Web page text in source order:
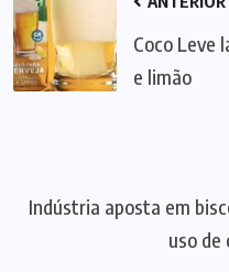
Coco Leve
e limão
Indústria aposta em
uso de